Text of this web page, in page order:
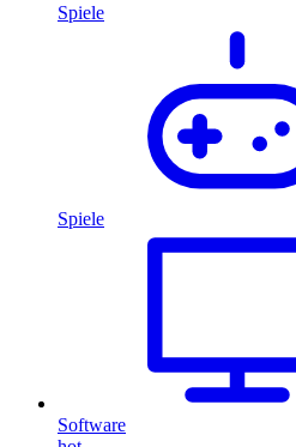
Spiele
Spiele
Software